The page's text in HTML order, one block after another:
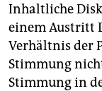
Inhaltliche
einem Austritt
Verhältnis der
Stimmung
Stimmung in